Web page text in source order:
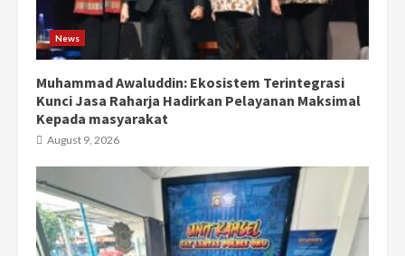
News
Muhammad Awaluddin: Ekosistem Terintegrasi
Kunci Jasa Raharja Hadirkan Pelayanan Maksimal
Kepada masyarakat
August 9, 2026